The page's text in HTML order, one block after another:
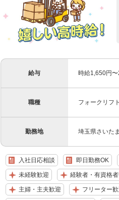
給与 時給1,650円
職種 フォークリフ
勤務地 埼玉県さいた
入社日応相談 即日勤務OK
未経験歓迎 経験者・有資格
主婦・主夫歓迎 フリーター